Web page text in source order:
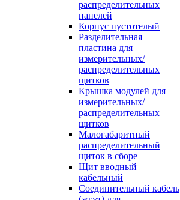
распределительных
панелей
Корпус пустотелый
Разделительная
пластина для
измерительных/
распределительных
щитков
Крышка модулей для
измерительных/
распределительных
щитков
Малогабаритный
распределительный
щиток в сборе
Щит вводный
кабельный
Соединительный кабель